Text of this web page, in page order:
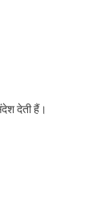
देती हैं।